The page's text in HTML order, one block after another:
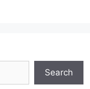
Search